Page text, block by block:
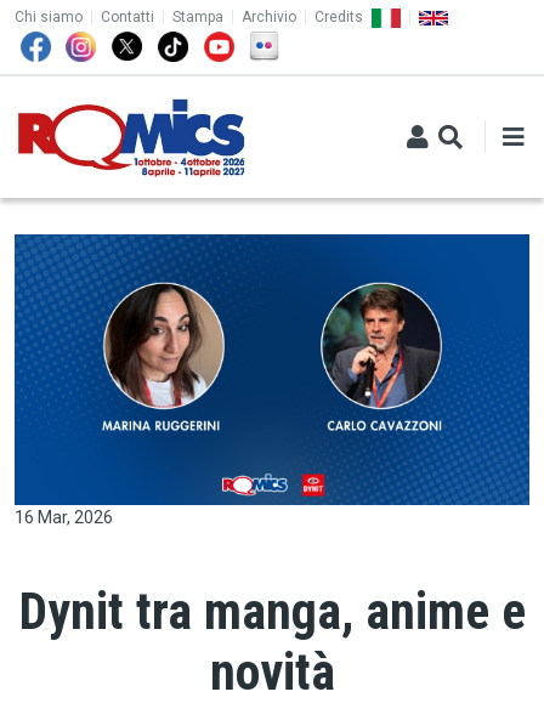
Salta al contenuto principale
TOP MENU
Chi siamo Contatti Stampa Archivio Credits
16 Mar, 2026
Dynit tra manga, anime e
novità